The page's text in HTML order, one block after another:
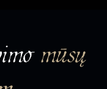
mūsų